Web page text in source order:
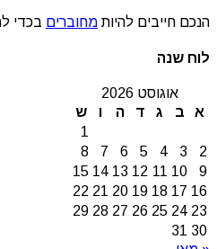
הנכם חייבים להיות מחוברים בכדי
לוח שנה
אוגוסט 2026
א
ב ג ד ה ו
ש
1
2
3
4
5
6
7
8
9
10
11
12
13
14
15
16
17
18
19
20
21
22
23
24
25
26
27
28
29
30
31